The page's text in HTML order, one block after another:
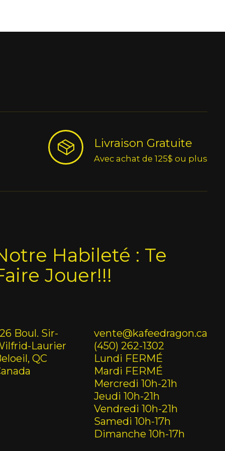
Livraison Gratuite
Avec achat de 125$ ou plus
Habileté : Te
Jouer!!!
Boul. Sir-
Laurier
QC
vente@kafeedragon.ca
(450) 262-1302
Lundi FERMÉ
Mardi FERMÉ
Mercredi 10h-21h
Jeudi 10h-21h
Vendredi 10h-21h
Samedi 10h-17h
Dimanche 10h-17h